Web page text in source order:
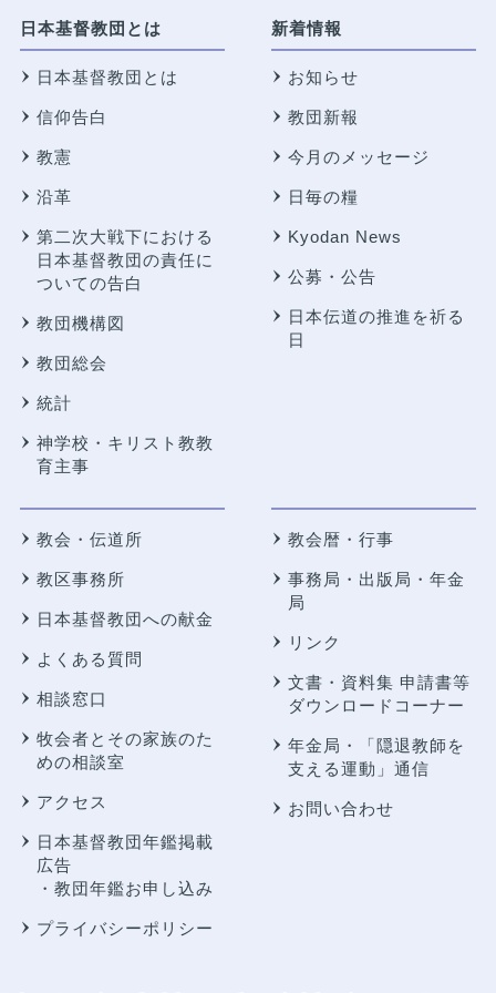
日本基督教団とは
日本基督教団とは
信仰告白
教憲
沿革
第二次大戦下における
日本基督教団の責任に
ついての告白
教団機構図
教団総会
統計
神学校・キリスト教教
育主事
新着情報
お知らせ
教団新報
今月のメッセージ
日毎の糧
Kyodan News
公募・公告
日本伝道の推進を祈る
日
教会・伝道所
教区事務所
日本基督教団への献金
よくある質問
相談窓口
牧会者とその家族のた
めの相談室
アクセス
日本基督教団年鑑掲載
広告
・教団年鑑お申し込み
プライバシーポリシー
教会暦・行事
事務局・出版局・年金
局
リンク
文書・資料集 申請書等
ダウンロードコーナー
年金局・
「隠退教師を
支える運動」通信
お問い合わせ